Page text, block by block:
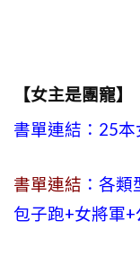
【女主是團寵】
書單連結：25
書單連結 ：各
包子跑+女將軍